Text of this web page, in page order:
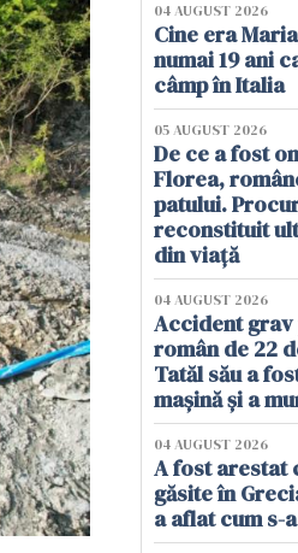
04 AUGUST 2026
Cine era
numai 19 ani
câmp în Italia
05 AUGUST 2026
De ce a fost
Florea,
patului.
reconstituit
din viață
04 AUGUST 2026
Accident
român de 22
Tatăl său a
mașină și a
04 AUGUST 2026
A fost arestat
găsite în
a aflat cum s-